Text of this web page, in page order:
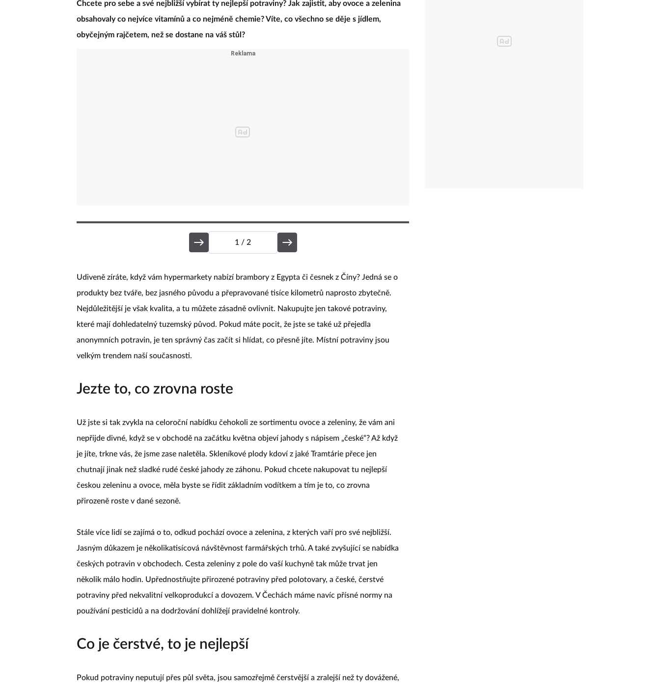
Chcete pro sebe a své nejbližší vybírat ty nejlepší potraviny? Jak zajistit, aby ovoce a zelenina
obsahovaly co nejvíce vitamínů a co nejméně chemie? Víte, co všechno se děje s jídlem,
obyčejným rajčetem, než se dostane na váš stůl?
1 / 2
Udiveně zíráte, když vám hypermarkety nabízí brambory z Egypta či česnek z Číny? Jedná se o
produkty bez tváře, bez jasného původu a přepravované tisíce kilometrů naprosto zbytečně.
Nejdůležitější je však kvalita, a tu můžete zásadně ovlivnit. Nakupujte jen takové potraviny,
které mají dohledatelný tuzemský původ. Pokud máte pocit, že jste se také už přejedla
anonymních potravin, je ten správný čas začít si hlídat, co přesně jíte. Místní potraviny jsou
velkým trendem naší současnosti.
Jezte to, co zrovna roste
Už jste si tak zvykla na celoroční nabídku čehokoli ze sortimentu ovoce a zeleniny, že vám ani
nepřijde divné, když se v obchodě na začátku května objeví jahody s nápisem „české“? Až když
je jíte, trkne vás, že jsme zase naletěla. Skleníkové plody kdoví z jaké Tramtárie přece jen
chutnají jinak než sladké rudé české jahody ze záhonu. Pokud chcete nakupovat tu nejlepší
českou zeleninu a ovoce, měla byste se řídit základním vodítkem a tím je to, co zrovna
přirozeně roste v dané sezoně.
Stále více lidí se zajímá o to, odkud pochází ovoce a zelenina, z kterých vaří pro své nejbližší.
Jasným důkazem je několikatisícová návštěvnost farmářských trhů. A také zvyšující se nabídka
českých potravin v obchodech. Cesta zeleniny z pole do vaší kuchyně tak může trvat jen
několik málo hodin. Upřednostňujte přirozené potraviny před polotovary, a české, čerstvé
potraviny před nekvalitní velkoprodukcí a dovozem. V Čechách máme navíc přísné normy na
používání pesticidů a na dodržování dohlížejí pravidelné kontroly.
Co je čerstvé, to je nejlepší
Pokud potraviny neputují přes půl světa, jsou samozřejmě čerstvější a zralejší než ty dovážené,